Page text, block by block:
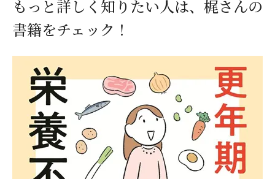
もっと詳しく知りたい人は、梶さんの
書籍をチェック！